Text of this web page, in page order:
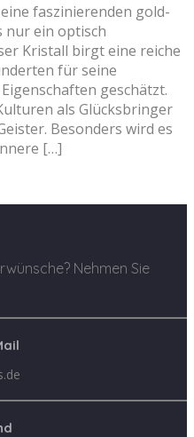
faszinierenden gold-
nur ein optisch
Kristall birgt eine reiche
für seine
geschätzt.
als Glücksbringer
Besonders wird es
[…]
Nehmen Sie